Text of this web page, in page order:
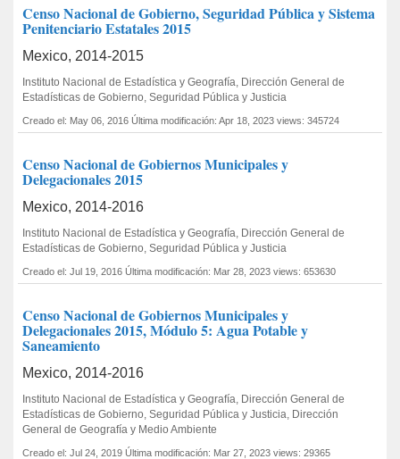
Censo Nacional de Gobierno, Seguridad Pública y Sistema
Penitenciario Estatales 2015
Mexico, 2014-2015
Instituto Nacional de Estadística y Geografía, Dirección General de
Estadísticas de Gobierno, Seguridad Pública y Justicia
Creado el: May 06, 2016 Última modificación: Apr 18, 2023 views: 345724
Censo Nacional de Gobiernos Municipales y
Delegacionales 2015
Mexico, 2014-2016
Instituto Nacional de Estadística y Geografía, Dirección General de
Estadísticas de Gobierno, Seguridad Pública y Justicia
Creado el: Jul 19, 2016 Última modificación: Mar 28, 2023 views: 653630
Censo Nacional de Gobiernos Municipales y
Delegacionales 2015, Módulo 5: Agua Potable y
Saneamiento
Mexico, 2014-2016
Instituto Nacional de Estadística y Geografía, Dirección General de
Estadísticas de Gobierno, Seguridad Pública y Justicia, Dirección
General de Geografía y Medio Ambiente
Creado el: Jul 24, 2019 Última modificación: Mar 27, 2023 views: 29365